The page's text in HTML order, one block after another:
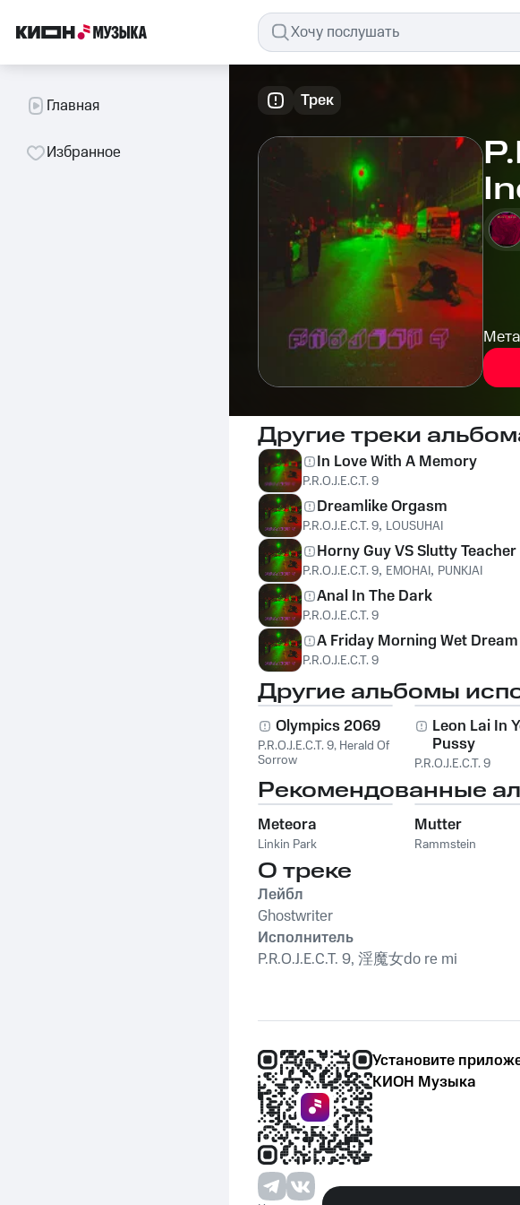
Главная
Избранное
Трек
Другие треки
In Love With A Memory
P.R.O.J.E.C.T. 9
Dreamlike Orgasm
P.R.O.J.E.C.T. 9, LOUSUHAI
Horny Guy VS Slutty Teacher
P.R.O.J.E.C.T. 9, EMOHAI, PUNKJAI
Anal In The Dark
P.R.O.J.E.C.T. 9
A Friday Morning Wet Dream
P.R.O.J.E.C.T. 9
Другие альбомы
Olympics 2069
P.R.O.J.E.C.T. 9, Herald Of
Sorrow
Leon Lai In
Pussy
P.R.O.J.E.C.T. 9
Рекомендованные
Meteora
Linkin Park
Mutter
Rammstein
О треке
Лейбл
Ghostwriter
Исполнитель
P.R.O.J.E.C.T. 9, 淫魔女do re mi
Установите
КИОН Музыка